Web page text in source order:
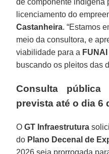
licenciamento do
Castanheira. “Estamos
meio da consultora, e
viabilidade para a FUNAI
buscando os pleitos das
Consulta
prevista até o dia 6
OGT Infraestrutura
do Plano Decenal de
2026 seja prorrogada